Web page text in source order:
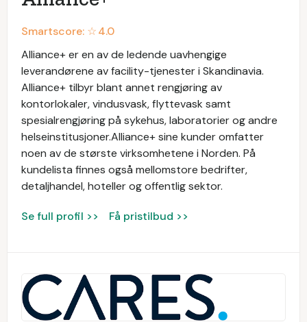
Smartscore: ☆4.0
Alliance+ er en av de ledende uavhengige
leverandørene av facility-tjenester i Skandinavia.
Alliance+ tilbyr blant annet rengjøring av
kontorlokaler, vindusvask, flyttevask samt
spesialrengjøring på sykehus, laboratorier og andre
helseinstitusjoner.Alliance+ sine kunder omfatter
noen av de største virksomhetene i Norden. På
kundelista finnes også mellomstore bedrifter,
detaljhandel, hoteller og offentlig sektor.
Se full profil >> Få pristilbud >>